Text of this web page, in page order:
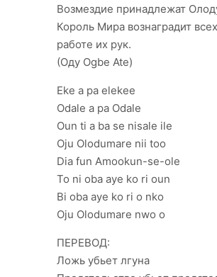
Возмездие принадлежат
Король Мира вознаградит
работе их рук.
(Оду Ogbe Ate)
Eke a pa elekee
Odale a pa Odale
Oun ti a ba se nisale ile
Oju Olodumare nii too
Dia fun Amookun-se-ole
To ni oba aye ko ri oun
Bi oba aye ko ri o nko
Oju Olodumare nwo o
ПЕРЕВОД:
Ложь убьет лгуна